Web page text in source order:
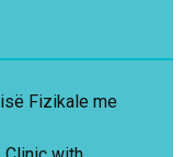
Fizikale me